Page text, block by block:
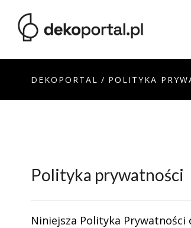
DEKOPORTAL / POLITYKA
Polityka prywatności
Niniejsza Polityka